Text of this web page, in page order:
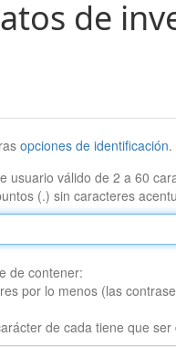
de
opciones de identificación.
usuario válido de 2 a 60
(.) sin caracteres
de contener:
por lo menos (las
de cada tiene que